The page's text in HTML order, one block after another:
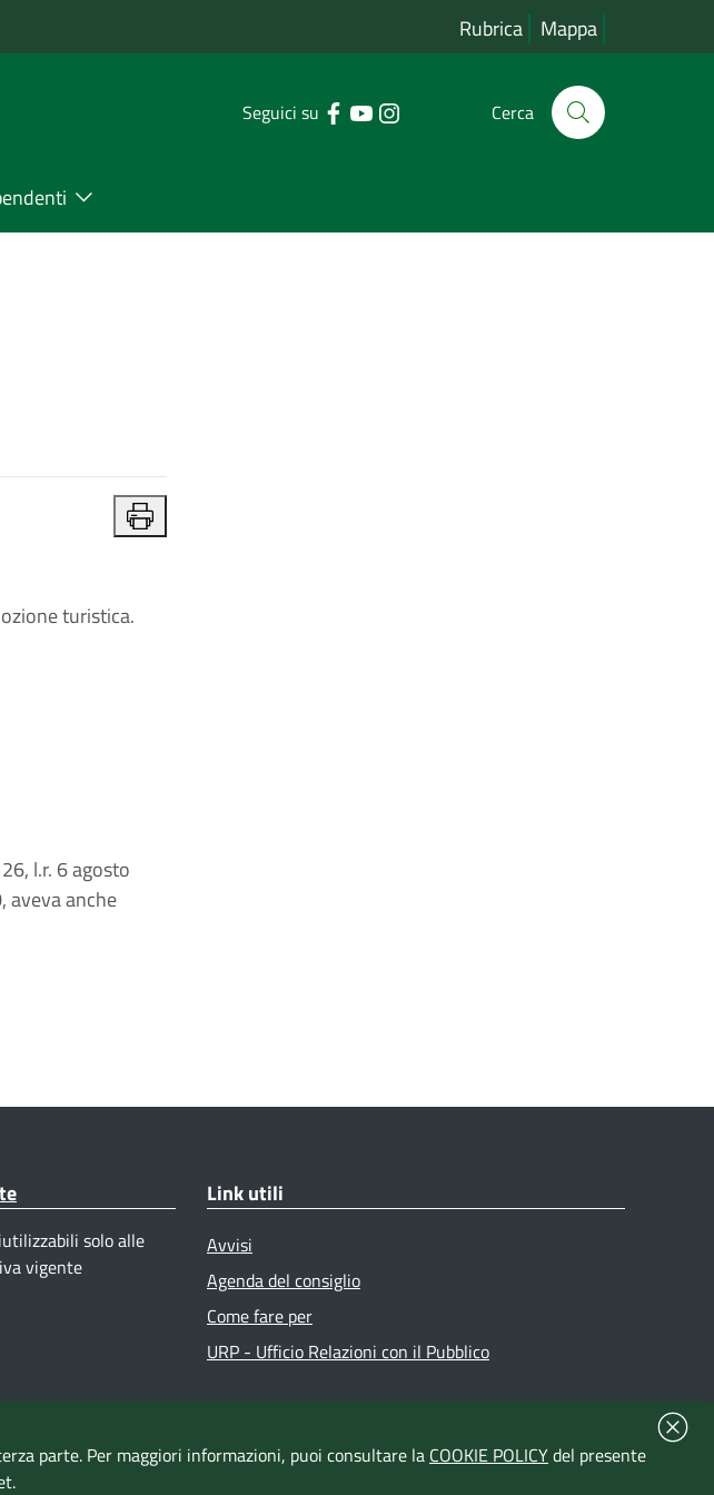
Rubrica Mappa
Seguici su Cerca
turistica.
l.r. 6 agosto
aveva anche
solo alle
vigente
Link utili
Avvisi
Agenda del consiglio
Come fare per
URP - Ufficio Relazioni con il Pubblico
parte. Per maggiori informazioni, puoi consultare la COOKIE POLICYdel presente